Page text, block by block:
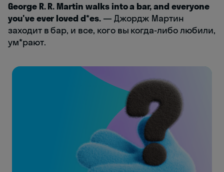
George R. R. Martin walks into a bar, and everyone
you've ever loved d*es.— Джордж Мартин
заходит в бар, и все, кого вы когда-либо любили,
ум*рают.